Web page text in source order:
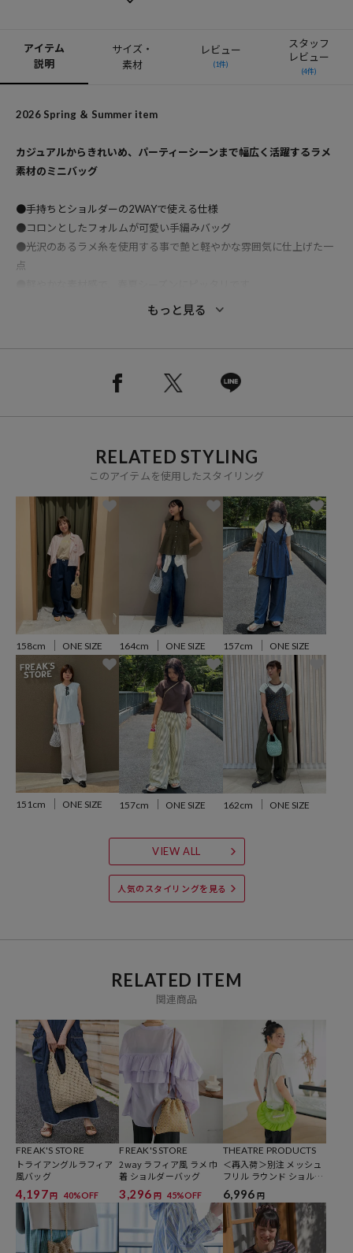
アイテム
説明
サイズ・
素材
レビュー
(1件)
スタッフ
レビュー
(4件)
2026 Spring ＆ Summer item
カジュアルからきれいめ、パーティーシーンまで幅広く活躍するラメ
素材のミニバッグ
●手持ちとショルダーの2WAYで使える仕様
●コロンとしたフォルムが可愛い手編みバッグ
●光沢のあるラメ糸を使用する事で艶と軽やかな雰囲気に仕上げた一
点
●小ぶりな見た目ながらも財布や必需品が収まる程よいサイズ感で使
※着用、お取り扱いの際は、商品についている品質表示とアテンショ
ンタグを必ずご確認下さい。
参考価格
5,995円（2026年5月21日時点）
※「参考価格」とは、Daytona Parkにおける対象商品の通常販売（先
行予約・先行割引は含まれません）開始時点の価格です。
ブランド説明
【FREAK'S STORE／フリークスストア】
「アメリカの豊かさとワクワク・ドキドキを日本に伝えたい」という
想いからスタート。
1986年の創業以来、洋服を中心に、カルチャーやアートなど自分たち
が本当に良いと思うものをセレクト。積極的に楽しむ生活体験者＝フ
リークとして、豊かなライフスタイルの楽しみ方をリアルに提案する
もっと見る
RELATED STYLING
このアイテムを使用したスタイリング
158cm ONE SIZE 164cm ONE SIZE 157cm ONE SIZE
151cm ONE SIZE 157cm ONE SIZE 162cm ONE SIZE
VIEW ALL
人気のスタイリングを見る
RELATED ITEM
関連商品
FREAK'S STORE
トライアングルラフィア
風バッグ
4,197 円 40%OFF
FREAK'S STORE
2way ラフィア風 ラメ 巾
着 ショルダーバッグ
3,296 円 45%OFF
THEATRE PRODUCTS
＜再入荷＞別注 メッシュ
フリル ラウンド ショルダ
ーバッグ
6,996 円